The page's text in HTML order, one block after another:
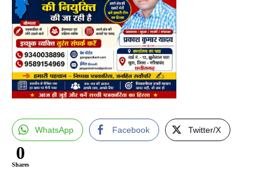
WhatsApp Facebook Twitter/X
0
Shares